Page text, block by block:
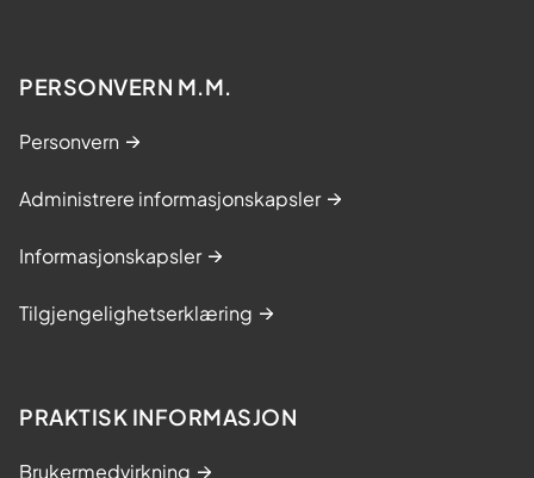
PERSONVERN M.M.
Personvern
Administrere informasjonskapsler
Informasjonskapsler
Tilgjengelighetserklæring
PRAKTISK INFORMASJON
Brukermedvirkning